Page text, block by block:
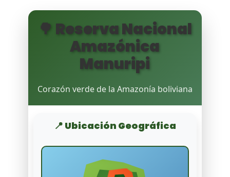
🌳 Reserva Nacional
Amazónica
Manuripi
Corazón verde de la Amazonía boliviana
📍 Ubicación Geográfica